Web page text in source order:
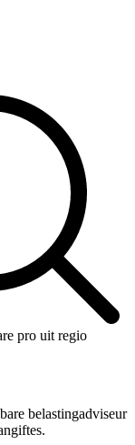
pro uit regio
belastingadviseur